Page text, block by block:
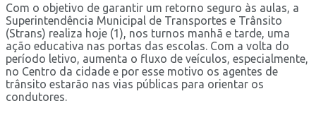
Com o objetivo de garantir um retorno seguro às aulas, a
Superintendência Municipal de Transportes e Trânsito
(Strans) realiza hoje (1), nos turnos manhã e tarde, uma
ação educativa nas portas das escolas. Com a volta do
período letivo, aumenta o fluxo de veículos, especialmente,
no Centro da cidade e por esse motivo os agentes de
trânsito estarão nas vias públicas para orientar os
condutores.